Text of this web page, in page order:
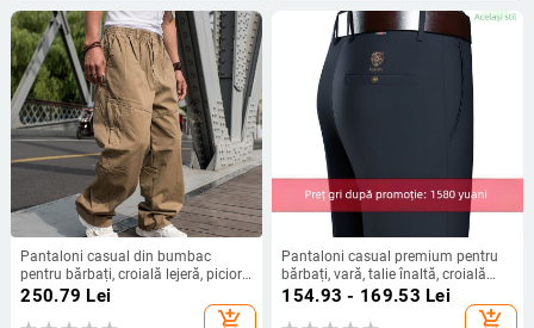
Pantaloni casual din bumbac
pentru bărbați, croială lejeră, picior
drept, talie medie, buzunare
250.79 Lei
add_shopping_cart
Pantaloni casual premium pentru
bărbați, vară, talie înaltă, croială
dreaptă, fără călcare, anti-pliuri,
elastici, broderie cu cap de tigru,
154.93 - 169.53 Lei
add_shopping_cart